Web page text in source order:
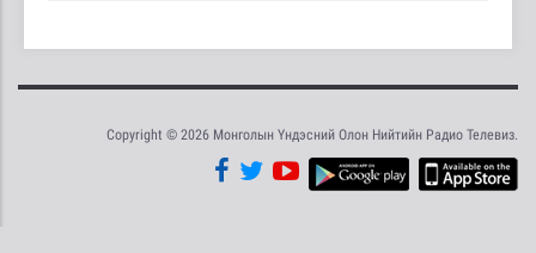
Copyright © 2026 Монголын Үндэсний Олон Нийтийн Радио Телевиз.